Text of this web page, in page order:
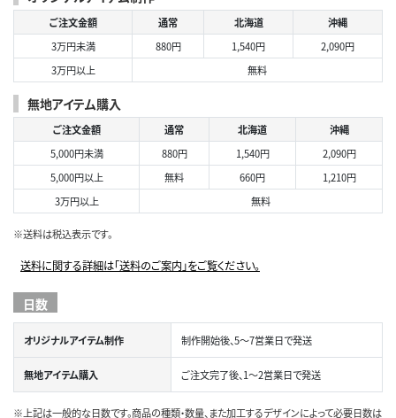
ご注文金額 通常 北海道
沖縄
3万円未満
880円 1,540円
2,090円
3万円以上
無料
無地アイテム購入
ご注文金額 通常 北海道
沖縄
5,000円未満
880円 1,540円
2,090円
5,000円以上
無料 660円
1,210円
3万円以上
無料
※送料は税込表示です。
送料に関する詳細は「送料のご案内」をご覧ください。
日数
オリジナルアイテム制作 制作開始後、5～7営業日で発送
無地アイテム購入 ご注文完了後、1～2営業日で発送
※上記は一般的な日数です。商品の種類・数量、また加工するデザインによって必要日数は